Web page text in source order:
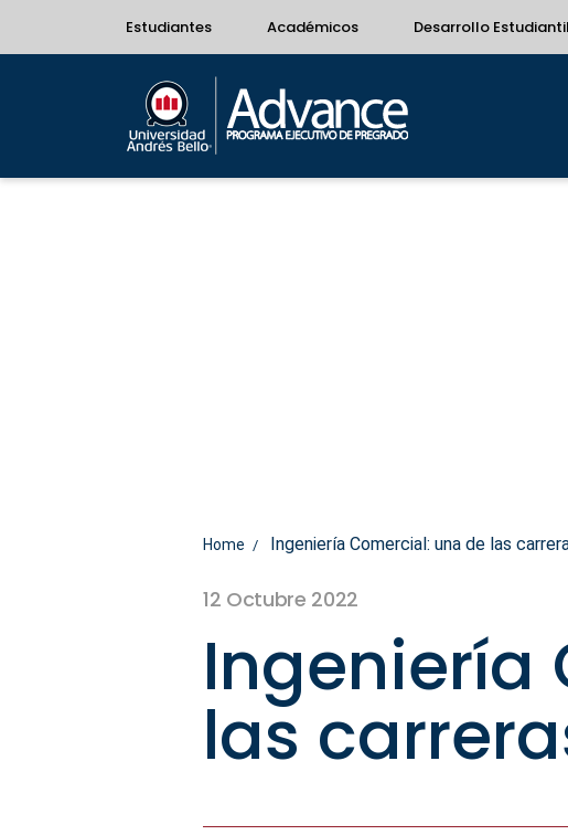
Estudiantes Académicos Desarrollo Estudiantil
Home Ingeniería Comercial: una de las
12 Octubre 2022
Ingeniería
las